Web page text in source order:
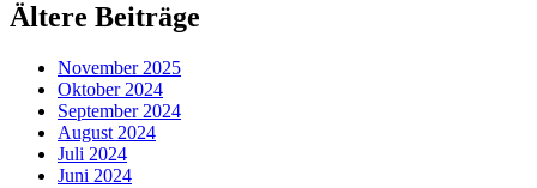
Ältere Beiträge
November 2025
Oktober 2024
September 2024
August 2024
Juli 2024
Juni 2024